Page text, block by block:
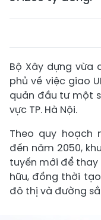
Bộ Xây dựng vừa
phủ về việc giao
quản đầu tư một
vực TP. Hà Nội.
Theo quy hoạch
đến năm 2050,
tuyến mới để
hữu, đồng thời
đô thị và đường